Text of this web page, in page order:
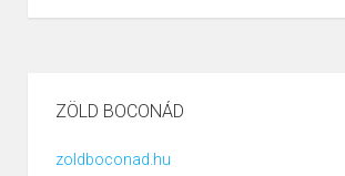
ZÖLD BOCONÁD
zoldboconad.hu